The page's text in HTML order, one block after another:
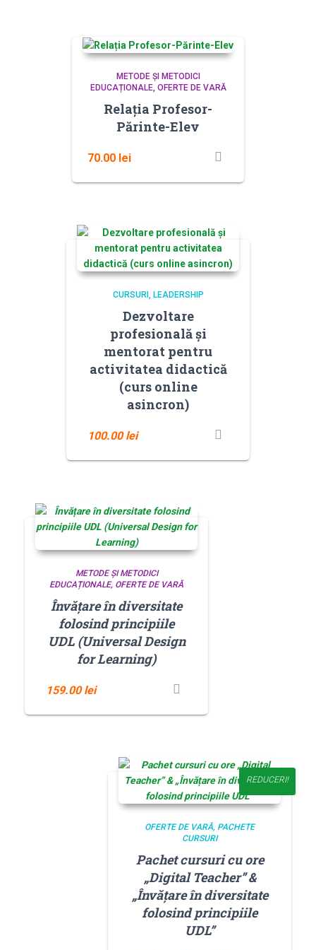
METODE ȘI METODICI
EDUCAȚIONALE OFERTE DE VARĂ
Relația Profesor-
Părinte-Elev
70.00 lei
CURSURI LEADERSHIP
Dezvoltare
profesională și
mentorat pentru
activitatea didactică
(curs online
asincron)
100.00lei
METODE ȘI METODICI
EDUCAȚIONALE OFERTE DE VARĂ
Învățare în diversitate
folosind principiile
UDL (Universal Design
for Learning)
159.00lei
REDUCERI!
OFERTE DE VARĂ PACHETE
CURSURI
Pachet cursuri cu ore
„Digital Teacher” &
„Învățare în diversitate
folosind principiile
UDL”